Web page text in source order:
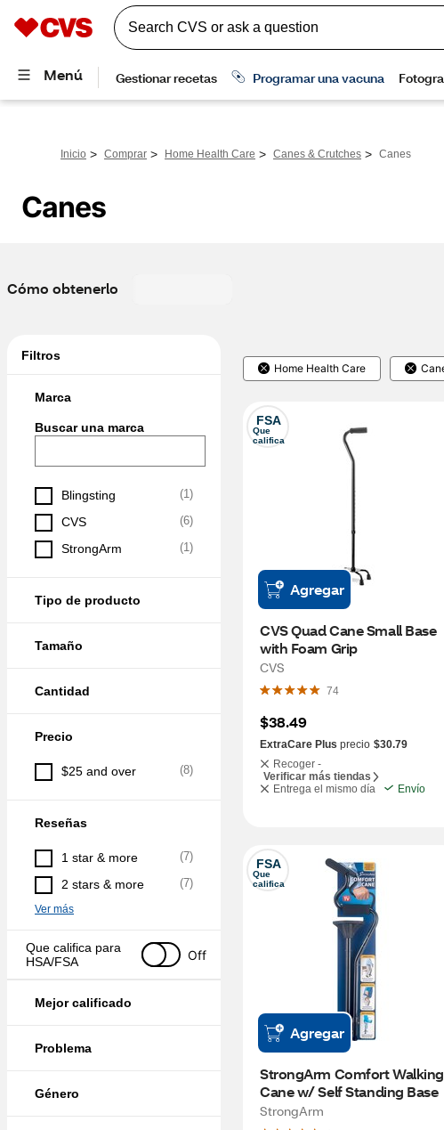
Inicio > Comprar > Home Health Care > Canes & Crutches > Canes
Canes
Cómo obtenerlo
Filtros
Marca
Buscar una marca
Blingsting (1)
CVS (6)
StrongArm (1)
Tipo de producto
Tamaño
Cantidad
Precio
$25 and over (8)
Reseñas
1 star & more (7)
2 stars & more (7)
Ver más
Que califica para
HSA/FSA
Off
Mejor calificado
Problema
Género
Home Health Care
FSA
Que
califica
Agregar
CVS Quad Cane Small Base
with Foam Grip
CVS
74
$38.49
ExtraCare Plus precio $30.79
Recoger -
Verificar más tiendas
Entrega el mismo día
Envío
FSA
Que
califica
Agregar
StrongArm Comfort Walking
Cane w/ Self Standing Base
StrongArm